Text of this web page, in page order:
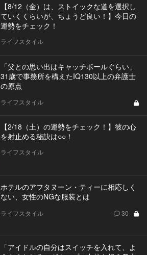
【8/12（金）は、ストイックな道を選択し
ていくくらいが、ちょうど良い！】今日の
運勢をチェック！
ライフスタイル
「父との思い出はキャッチボールぐらい」
31歳で事務所を構えたIQ130以上の弁護士
の原点
ライフスタイル
【2/18（土）の運勢をチェック！】彼の心
を射止める秘訣は○○！
ライフスタイル
ホテルのアフタヌーン・ティーに相応しく
ない、女性のNGな服装とは
ライフスタイル 30
「アイドルの自分はスイッチを入れて、よ